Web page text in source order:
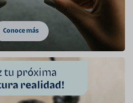
Conoce más